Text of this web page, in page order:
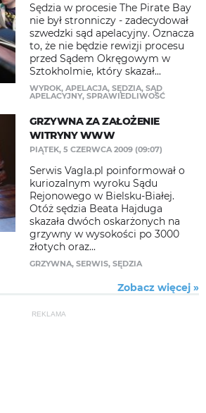
Sędzia w procesie The Pirate Bay
nie był stronniczy - zadecydował
szwedzki sąd apelacyjny. Oznacza
to, że nie będzie rewizji procesu
przed Sądem Okręgowym w
Sztokholmie, który skazał...
WYROK, APELACJA, SĘDZIA, SĄD
APELACYJNY, SPRAWIEDLIWOŚĆ
GRZYWNA ZA ZAŁOŻENIE
WITRYNY WWW
PIĄTEK, 5 CZERWCA 2009 (09:07)
Serwis Vagla.pl poinformował o
kuriozalnym wyroku Sądu
Rejonowego w Bielsku-Białej.
Otóż sędzia Beata Hajduga
skazała dwóch oskarżonych na
grzywny w wysokości po 3000
złotych oraz...
GRZYWNA, SERWIS, SĘDZIA
Zobacz więcej »
REKLAMA